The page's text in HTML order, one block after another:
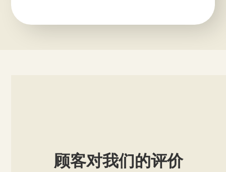
顾客对我们的评价